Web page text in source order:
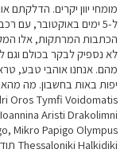
מומחי יוון יקרים. הדלקתם
ל-5 ימים באוקטובר, עם
הכתבות המרתקות, אלו
לא נספיק לבקר בכולם וגם
מהם. אנחנו אוהבי טבע,
יפות באות בחשבון. מה
Oros Tymfi Voidomatis
Aristi Drakolimni
Mikro Papigo Olympus
Thessaloniki Halkidiki תודה רבה!